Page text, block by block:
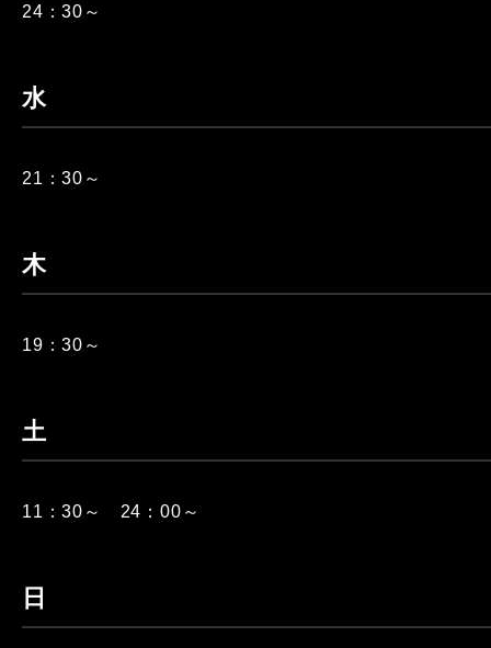
24：30～
水
21：30～
木
19：30～
土
11：30～ 24：00～
日